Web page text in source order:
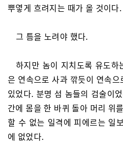
뿌옇게 흐려지는 때가 올 것이다.
그 틈을 노려야 했다.
하지만 놈이 지치도록 유도
은 연속으로 사과 깎듯이 연속
있었다. 분명 섬 놈들의 검술이
간에 몸을 한 바퀴 돌아 머리 위
할 수 없는 일격에 피에르는 일
에 없었다.